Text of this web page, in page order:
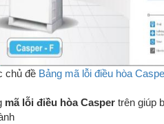
chủ đề Bảng mã lỗi điều hòa
mã lỗi điều hòa Casper trên giúp